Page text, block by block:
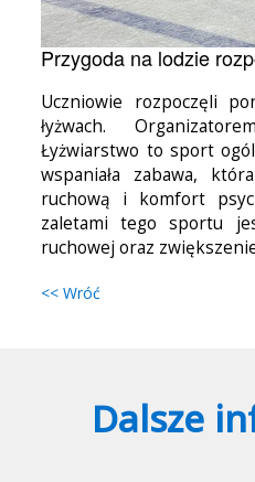
Przygoda na lodzie
Uczniowie rozpoczęli
łyżwach.
Łyżwiarstwo to sport
wspaniała zabawa,
ruchową i komfort
zaletami tego sportu
ruchowej oraz
<< Wróć
Dalsze